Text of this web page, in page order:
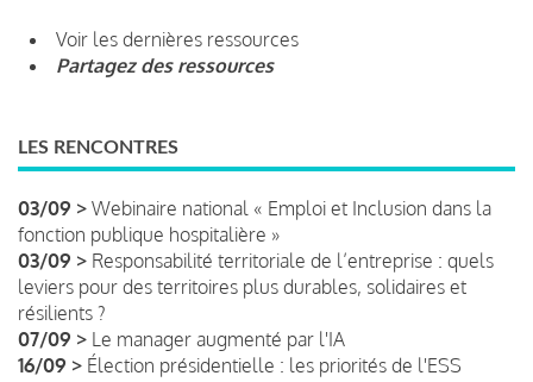
Voir les dernières ressources
Partagez des ressources
LES RENCONTRES
03/09 > Webinaire national « Emploi et Inclusion dans la
fonction publique hospitalière »
03/09 > Responsabilité territoriale de l’entreprise : quels
leviers pour des territoires plus durables, solidaires et
résilients ?
07/09 > Le manager augmenté par l'IA
16/09 > Élection présidentielle : les priorités de l'ESS